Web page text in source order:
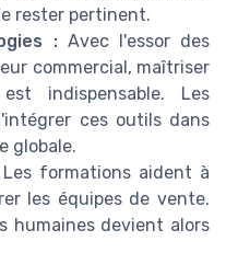
rester pertinent.
:Avec l'essor des
commercial, maîtriser
indispensable. Les
ces outils dans
globale.
Les formations aident à
les équipes de vente.
humaines devient alors